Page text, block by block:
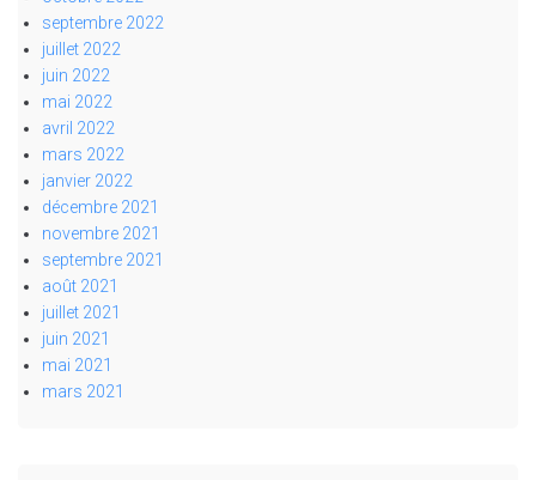
septembre 2022
juillet 2022
juin 2022
mai 2022
avril 2022
mars 2022
janvier 2022
décembre 2021
novembre 2021
septembre 2021
août 2021
juillet 2021
juin 2021
mai 2021
mars 2021